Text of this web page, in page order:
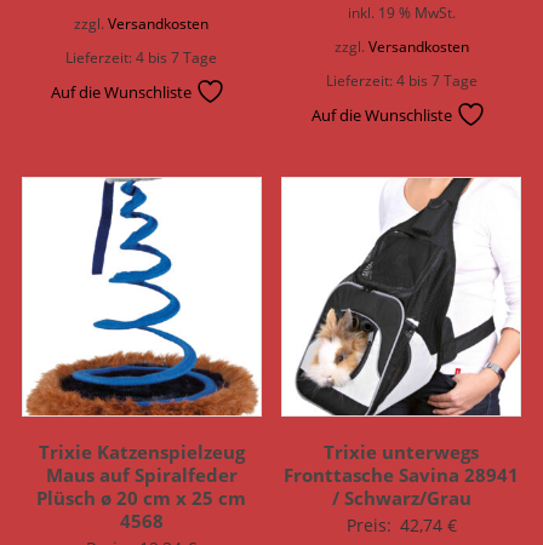
zzgl.Versandkosten
Lieferzeit:4 bis 7 Tage
Auf die Wunschliste
inkl. 19 % MwSt.
zzgl. Versandkosten
Lieferzeit:4 bis 7 Tage
Auf die Wunschliste
Trixie Katzenspielzeug
Maus auf Spiralfeder
Plüsch ø 20 cm x 25 cm
4568
Trixie unterwegs
Fronttasche Savina 28941
/ Schwarz/Grau
Preis: 42,74 €